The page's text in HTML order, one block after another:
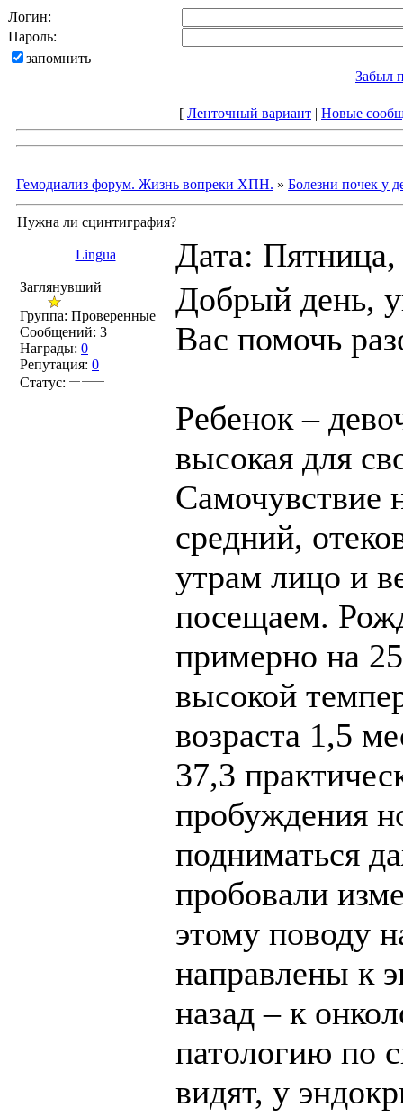
Логин:
Пароль:
запомнить
Забыл
[ Ленточный вариант | Новые
Гемодиализ форум. Жизнь вопреки ХПН. » Болезни почек у
Нужна ли сцинтиграфия?
Lingua Дата:
Заглянувший
Группа: Проверенные
Сообщений: 3
Награды: 0
Репутация: 0
Статус:
Добрый день,
Вас помочь
Ребенок –
высокая для
Самочувствие
средний,
утрам лицо и
посещаем.
примерно на
высокой
возраста 1,5
37,3
пробуждения
подниматься
пробовали
этому поводу
направлены к
назад – к
патологию по
видят, у